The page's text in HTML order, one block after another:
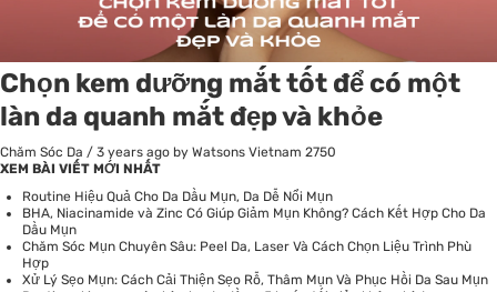
Chọn kem dưỡng mắt tốt để có một
làn da quanh mắt đẹp và khỏe
Chăm Sóc Da / 3 years ago by Watsons Vietnam 2750
XEM BÀI VIẾT MỚI NHẤT
Routine Hiệu Quả Cho Da Dầu Mụn, Da Dễ Nổi Mụn
BHA, Niacinamide và Zinc Có Giúp Giảm Mụn Không? Cách Kết Hợp Cho Da
Dầu Mụn
Chăm Sóc Mụn Chuyên Sâu: Peel Da, Laser Và Cách Chọn Liệu Trình Phù
Hợp
Xử Lý Sẹo Mụn: Cách Cải Thiện Sẹo Rỗ, Thâm Mụn Và Phục Hồi Da Sau Mụn